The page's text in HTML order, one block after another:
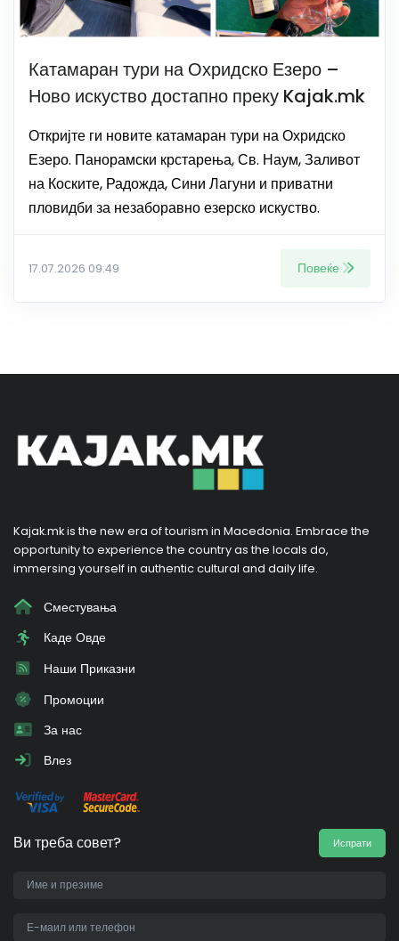
Катамаран тури на Охридско Езеро –
Ново искуство достапно преку Kajak.mk
Откријте ги новите катамаран тури на Охридско
Езеро. Панорамски крстарења, Св. Наум, Заливот
на Коските, Радожда, Сини Лагуни и приватни
пловидби за незаборавно езерско искуство.
17.07.2026 09:49 Повеќе
Kajak.mk is the new era of tourism in Macedonia. Embrace the
opportunity to experience the country as the locals do,
immersing yourself in authentic cultural and daily life.
Сместувања
Каде Овде
Наши Приказни
Промоции
За нас
Влез
Ви треба совет? Испрати